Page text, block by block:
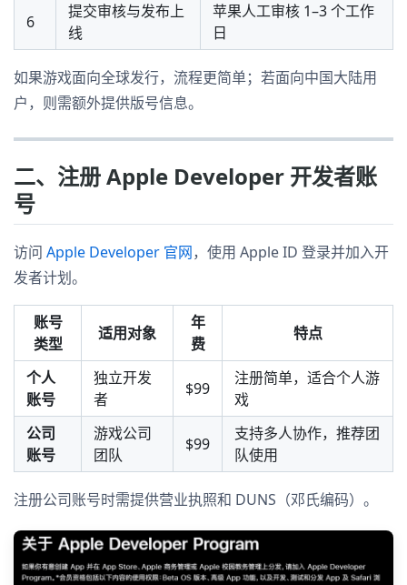
6
提交审核与发布上
线
苹果人工审核 1–3 个工作
日
如果游戏面向全球发行，流程更简单；若面向中国大陆用
户，则需额外提供版号信息。
二、注册 Apple Developer 开发者账
号
访问 Apple Developer 官网，使用 Apple ID 登录并加入开
发者计划。
账号
类型
适用对象
年
费
特点
个人
账号
独立开发
者
$99
注册简单，适合个人游
戏
公司
账号
游戏公司
团队
$99
支持多人协作，推荐团
队使用
注册公司账号时需提供营业执照和 DUNS（邓氏编码）。